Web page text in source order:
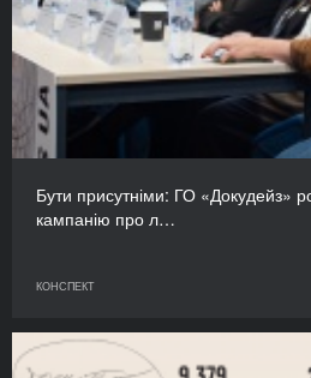
Бути присутніми: ГО «Докудейз»
кампанію про л…
КОНСПЕКТ